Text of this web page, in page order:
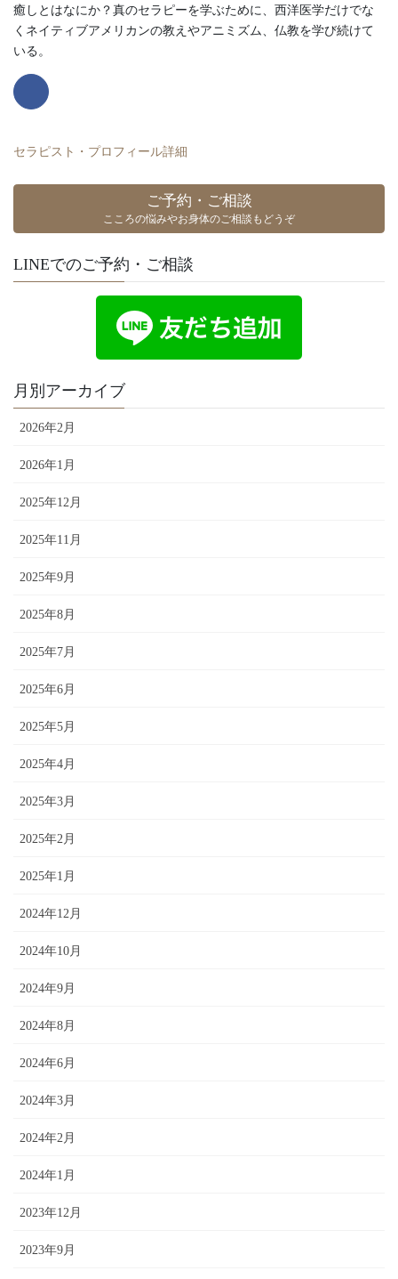
癒しとはなにか？真のセラピーを学ぶために、西洋医学だけでな
くネイティブアメリカンの教えやアニミズム、仏教を学び続けて
いる。
セラピスト・プロフィール詳細
ご予約・ご相談
こころの悩みやお身体のご相談もどうぞ
LINEでのご予約・ご相談
月別アーカイブ
2026年2月
2026年1月
2025年12月
2025年11月
2025年9月
2025年8月
2025年7月
2025年6月
2025年5月
2025年4月
2025年3月
2025年2月
2025年1月
2024年12月
2024年10月
2024年9月
2024年8月
2024年6月
2024年3月
2024年2月
2024年1月
2023年12月
2023年9月